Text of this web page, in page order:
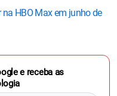
HBO Max em junho de
e receba as